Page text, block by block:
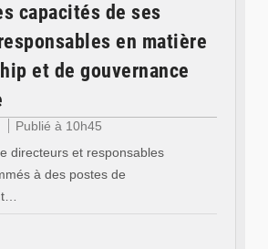
capacités de ses
en matière
et de gouvernance
Publié à 10h45
directeurs et responsables
à des postes de